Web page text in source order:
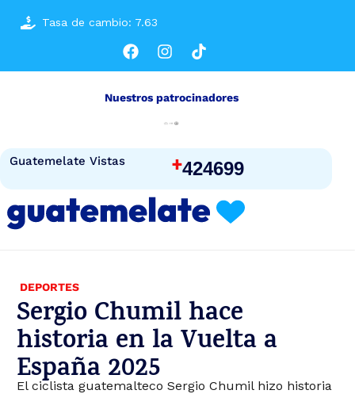
Tasa de cambio: 7.63
Guatemelate Vistas +424699
Nuestros patrocinadores
DEPORTES
Sergio Chumil hace
historia en la Vuelta a
España 2025
El ciclista guatemalteco Sergio Chumil hizo historia